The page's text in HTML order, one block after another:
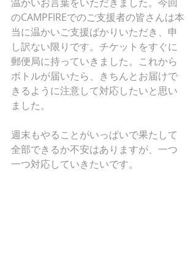
のCAMPFIREでのご支援者の皆さんは本
当に温かいご支援ばかりいただき、申
し訳ない限りです。チケットをすぐに
郵便局に持っていきました。これから
ボトルが届いたら、きちんとお届けで
きるように注意して対応したいと思い
ました。
週末もやることがいっぱいで果たして
全部できるか不安はありますが、一つ
一つ対応していきたいです。